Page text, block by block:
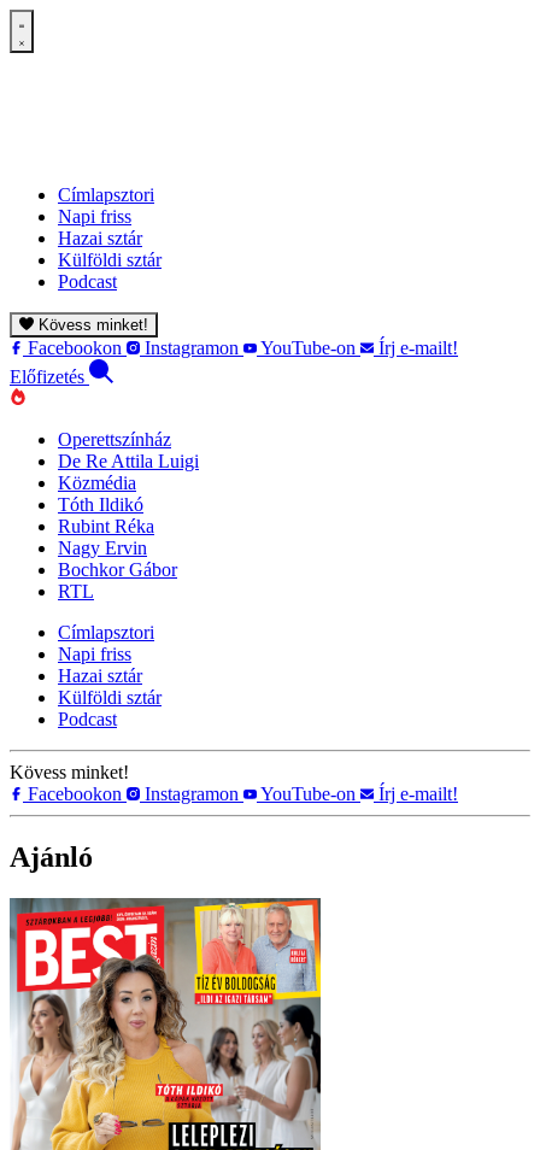
Címlapsztori
Napi friss
Hazai sztár
Külföldi sztár
Podcast
Kövess minket!
Facebookon Instagramon YouTube-on
Írj e-mailt!
Előfizetés
Operettszínház
De Re Attila Luigi
Közmédia
Tóth Ildikó
Rubint Réka
Nagy Ervin
Bochkor Gábor
RTL
Címlapsztori
Napi friss
Hazai sztár
Külföldi sztár
Podcast
Kövess minket!
Facebookon
Instagramon YouTube-on Írj e-mailt!
Ajánló